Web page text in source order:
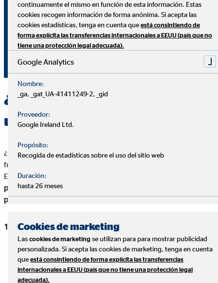
Datos Clave
el ahorro medio de los hogares españoles en el segundo
disponible
¿Cuánto dinero se considera
un buen ahorro?
¿Cuánto deberías ahorrar? Esa es una de las preguntas más
frecuentes de quienes desean mejorar su situación financiera.
En general,un "buen ahorro" dependerá de tus objetivos
personales, pero hay algunas pautas universales que
pueden orientarte:
Fondo de emergencia: un fondo de emergencia es
fundamental para cualquier persona. Idealmente, para
este fondo, deberías tener ahorrado entre3 y 6 meses de
tus gastos básicosen una cuenta de fácil acceso. Esto te
protegerá en caso de imprevistos como una pérdida de
continuamente el mismo en función de esta información. Estas
cookies recogen información de forma anónima. Si acepta las
cookies estadísticas, tenga en cuenta que está consintiendo de
forma explícita las transferencias internacionales a EEUU (país que no
tiene una protección legal adecuada).
Google Analytics
Nombre:
_ga, _gat_UA-41411249-2, _gid
Proveedor:
Google Ireland Ltd.
Propósito:
Recogida de estadísticas sobre el uso del sitio web
Duración:
hasta 26 meses
Cookies de marketing
Las cookies de marketing se utilizan para para mostrar publicidad
personalizada. Si acepta las cookies de marketing, tenga en cuenta
que está consintiendo de forma explícita las transferencias
internacionales a EEUU (país que no tiene una protección legal
adecuada).